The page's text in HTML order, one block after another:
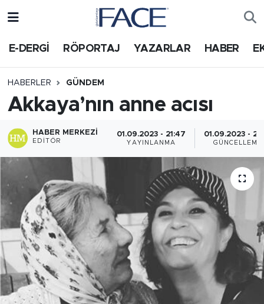
E-DERGİ RÖPORTAJ YAZARLAR HABER
HABERLER GÜNDEM
Akkaya’nın anne acısı
HABER MERKEZI
EDITÖR
01.09.2023 - 21:47
YAYINLANMA
01.09.2023 -
GÜNCELLEME
HABER
Nöbetçi Eczaneler
Trafik Durumu
Süper Lig Puan Durumu ve Fikstür
Tüm Manşetler
Son Dakika Haberleri
Haber Arşivi